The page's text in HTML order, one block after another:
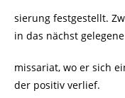
sierung festgestellt.
in das nächst
missariat, wo er sich
der positiv verlief.